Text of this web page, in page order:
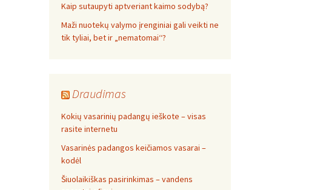
Kaip sutaupyti aptveriant kaimo sodybą?
Maži nuotekų valymo įrenginiai gali veikti ne
tik tyliai, bet ir „nematomai‘‘?
Draudimas
Kokių vasarinių padangų ieškote – visas
rasite internetu
Vasarinės padangos keičiamos vasarai –
kodėl
Šiuolaikiškas pasirinkimas – vandens